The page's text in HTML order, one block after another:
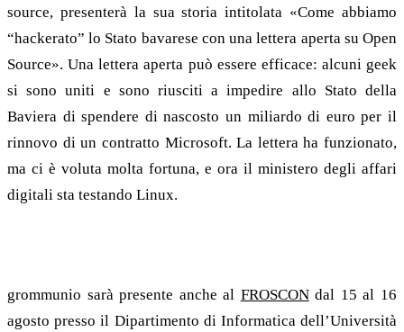
source, presenterà la sua storia intitolata «Come abbiamo
“hackerato” lo Stato bavarese con una lettera aperta su Open
Source». Una lettera aperta può essere efficace: alcuni geek
si sono uniti e sono riusciti a impedire allo Stato della
Baviera di spendere di nascosto un miliardo di euro per il
rinnovo di un contratto Microsoft. La lettera ha funzionato,
ma ci è voluta molta fortuna, e ora il ministero degli affari
digitali sta testando Linux.
grommunio sarà presente anche al FROSCONdal 15 al 16
agosto presso il Dipartimento di Informatica dell’Università